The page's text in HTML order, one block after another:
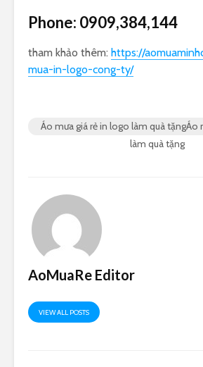
Phone: 0909,384,144
tham khảo thêm: https://
mua-in-logo-cong-ty/
Áo mưa giá rẻ in logo làm quà tặngÁo
làm quà tặng
AoMuaRe Editor
VIEW ALL POSTS